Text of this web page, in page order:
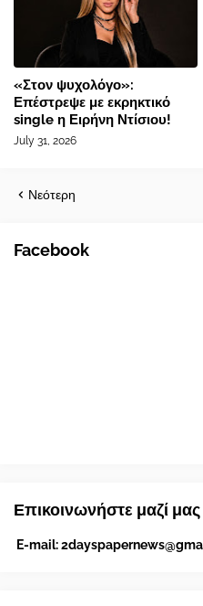
«Στον ψυχολόγο»:
Επέστρεψε με εκρηκτικό
single η Ειρήνη Ντίσιου!
July 31, 2026
Νεότερη
Facebook
Επικοινωνήστε μαζί μας
E-mail: